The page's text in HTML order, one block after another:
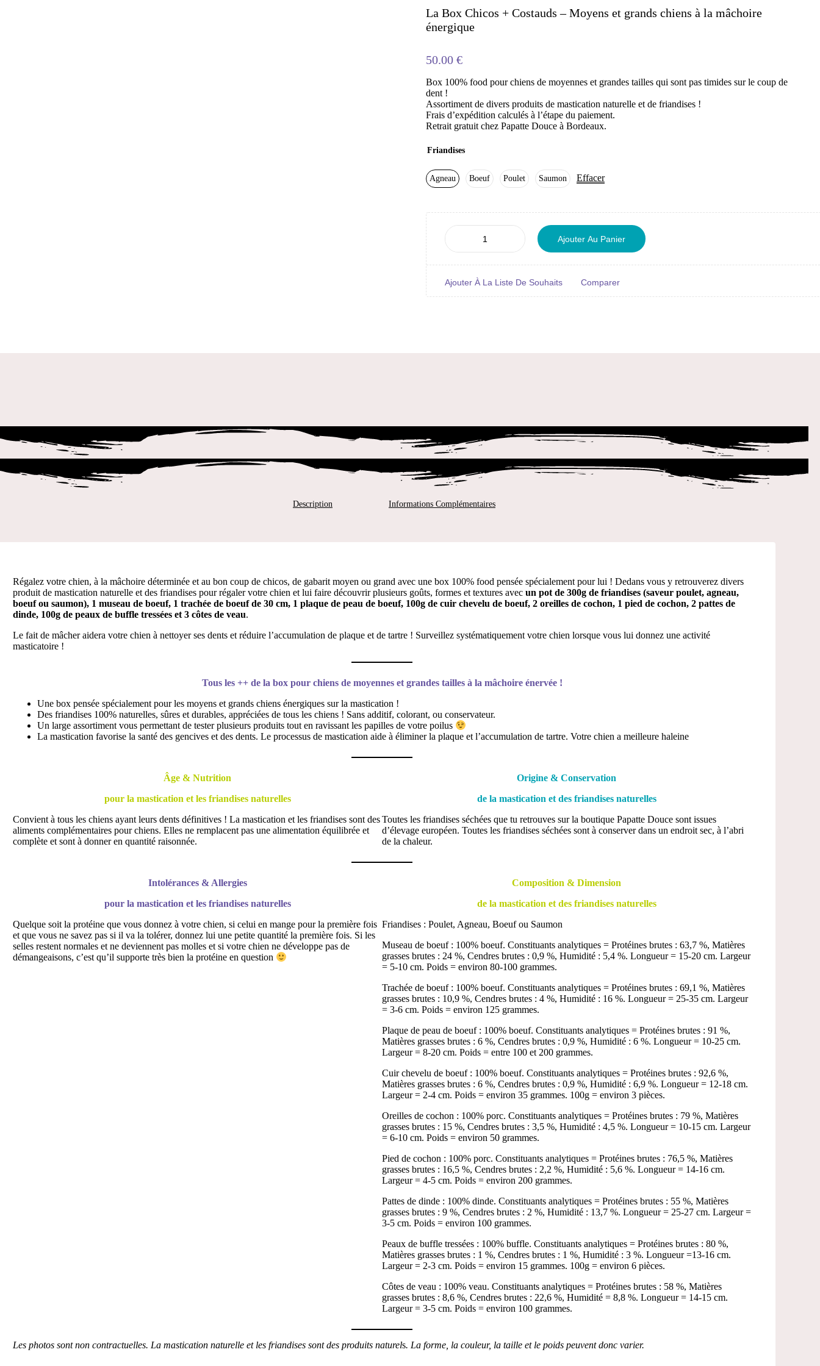
La Box Chicos + Costauds – Moyens et grands chiens à la mâchoire
énergique
50.00 €
Box 100% food pour chiens de moyennes et grandes tailles qui sont pas timides sur le coup de
dent !
Assortiment de divers produits de mastication naturelle et de friandises !
Frais d’expédition calculés à l’étape du paiement.
Retrait gratuit chez Papatte Douce à Bordeaux.
Friandises
Agneau Boeuf Poulet Saumon Effacer
Ajouter Au Panier
Ajouter À La Liste De Souhaits Comparer
Description Informations Complémentaires
Régalez votre chien, à la mâchoire déterminée et au bon coup de chicos, de gabarit moyen ou grand avec une box 100% food pensée spécialement pour lui ! Dedans vous y retrouverez divers
produit de mastication naturelle et des friandises pour régaler votre chien et lui faire découvrir plusieurs goûts, formes et textures avec un pot de 300g de friandises (saveur poulet, agneau,
boeuf ou saumon), 1 museau de boeuf, 1 trachée de boeuf de 30 cm, 1 plaque de peau de boeuf, 100g de cuir chevelu de boeuf, 2 oreilles de cochon, 1 pied de cochon, 2 pattes de
dinde, 100g de peaux de buffle tressées et 3 côtes de veau.
Le fait de mâcher aidera votre chien à nettoyer ses dents et réduire l’accumulation de plaque et de tartre ! Surveillez systématiquement votre chien lorsque vous lui donnez une activité
masticatoire !
Tous les ++ de la box pour chiens de moyennes et grandes tailles à la mâchoire énervée !
Une box pensée spécialement pour les moyens et grands chiens énergiques sur la mastication !
Des friandises 100% naturelles, sûres et durables, appréciées de tous les chiens ! Sans additif, colorant, ou conservateur.
Un large assortiment vous permettant de tester plusieurs produits tout en ravissant les papilles de votre poilus
La mastication favorise la santé des gencives et des dents. Le processus de mastication aide à éliminer la plaque et l’accumulation de tartre. Votre chien a meilleure haleine
Âge & Nutrition
pour la mastication et les friandises naturelles
Convient à tous les chiens ayant leurs dents définitives ! La mastication et les friandises sont des
aliments complémentaires pour chiens. Elles ne remplacent pas une alimentation équilibrée et
complète et sont à donner en quantité raisonnée.
Origine & Conservation
de la mastication et des friandises naturelles
Toutes les friandises séchées que tu retrouves sur la boutique Papatte Douce sont issues
d’élevage européen. Toutes les friandises séchées sont à conserver dans un endroit sec, à l’abri
de la chaleur.
Intolérances & Allergies
pour la mastication et les friandises naturelles
Quelque soit la protéine que vous donnez à votre chien, si celui en mange pour la première fois
et que vous ne savez pas si il va la tolérer, donnez lui une petite quantité la première fois. Si les
selles restent normales et ne deviennent pas molles et si votre chien ne développe pas de
démangeaisons, c’est qu’il supporte très bien la protéine en question
Composition & Dimension
de la mastication et des friandises naturelles
Friandises : Poulet, Agneau, Boeuf ou Saumon
Museau de boeuf : 100% boeuf. Constituants analytiques = Protéines brutes : 63,7 %, Matières
grasses brutes : 24 %, Cendres brutes : 0,9 %, Humidité : 5,4 %. Longueur = 15-20 cm. Largeur
= 5-10 cm. Poids = environ 80-100 grammes.
Trachée de boeuf : 100% boeuf. Constituants analytiques = Protéines brutes : 69,1 %, Matières
grasses brutes : 10,9 %, Cendres brutes : 4 %, Humidité : 16 %. Longueur = 25-35 cm. Largeur
= 3-6 cm. Poids = environ 125 grammes.
Plaque de peau de boeuf : 100% boeuf. Constituants analytiques = Protéines brutes : 91 %,
Matières grasses brutes : 6 %, Cendres brutes : 0,9 %, Humidité : 6 %. Longueur = 10-25 cm.
Largeur = 8-20 cm. Poids = entre 100 et 200 grammes.
Cuir chevelu de boeuf : 100% boeuf. Constituants analytiques = Protéines brutes : 92,6 %,
Matières grasses brutes : 6 %, Cendres brutes : 0,9 %, Humidité : 6,9 %. Longueur = 12-18 cm.
Largeur = 2-4 cm. Poids = environ 35 grammes. 100g = environ 3 pièces.
Oreilles de cochon : 100% porc. Constituants analytiques = Protéines brutes : 79 %, Matières
grasses brutes : 15 %, Cendres brutes : 3,5 %, Humidité : 4,5 %. Longueur = 10-15 cm. Largeur
= 6-10 cm. Poids = environ 50 grammes.
Pied de cochon : 100% porc. Constituants analytiques = Protéines brutes : 76,5 %, Matières
grasses brutes : 16,5 %, Cendres brutes : 2,2 %, Humidité : 5,6 %. Longueur = 14-16 cm.
Largeur = 4-5 cm. Poids = environ 200 grammes.
Pattes de dinde : 100% dinde. Constituants analytiques = Protéines brutes : 55 %, Matières
grasses brutes : 9 %, Cendres brutes : 2 %, Humidité : 13,7 %. Longueur = 25-27 cm. Largeur =
3-5 cm. Poids = environ 100 grammes.
Peaux de buffle tressées : 100% buffle. Constituants analytiques = Protéines brutes : 80 %,
Matières grasses brutes : 1 %, Cendres brutes : 1 %, Humidité : 3 %. Longueur =13-16 cm.
Largeur = 2-3 cm. Poids = environ 15 grammes. 100g = environ 6 pièces.
Côtes de veau : 100% veau. Constituants analytiques = Protéines brutes : 58 %, Matières
grasses brutes : 8,6 %, Cendres brutes : 22,6 %, Humidité = 8,8 %. Longueur = 14-15 cm.
Largeur = 3-5 cm. Poids = environ 100 grammes.
Les photos sont non contractuelles. La mastication naturelle et les friandises sont des produits naturels. La forme, la couleur, la taille et le poids peuvent donc varier.